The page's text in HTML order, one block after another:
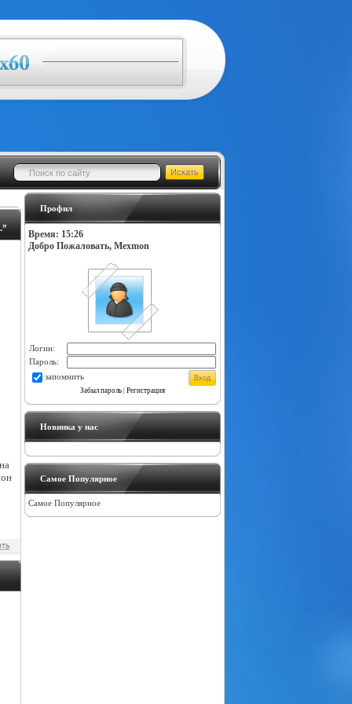
Профил
Время: 15:26
Добро Пожаловать, Mexmon
Логин:
Пароль:
запомнить
Забыл пароль| Регистрация
Новинка у нас
Самое Популярное
Самое Популярное